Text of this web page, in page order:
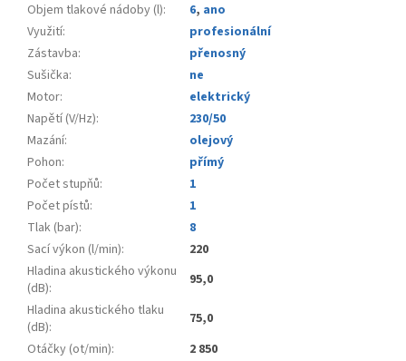
Objem tlakové nádoby (l): 6, ano
Využití:
profesionální
Zástavba:
přenosný
Sušička:
ne
Motor:
elektrický
Napětí (V/Hz):
230/50
Mazání:
olejový
Pohon:
přímý
Počet stupňů:
1
Počet pístů:
1
Tlak (bar):
8
Sací výkon (l/min):
220
Hladina akustického výkonu
(dB):
95,0
Hladina akustického tlaku
(dB):
75,0
Otáčky (ot/min):
2 850